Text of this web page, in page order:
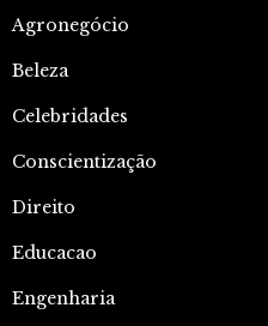
Agronegócio
Beleza
Celebridades
Conscientização
Direito
Educacao
Engenharia